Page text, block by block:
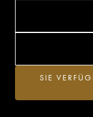
SIE